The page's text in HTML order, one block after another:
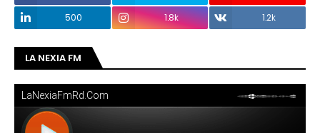
500
1.8k 1.2k
LA NEXIA FM